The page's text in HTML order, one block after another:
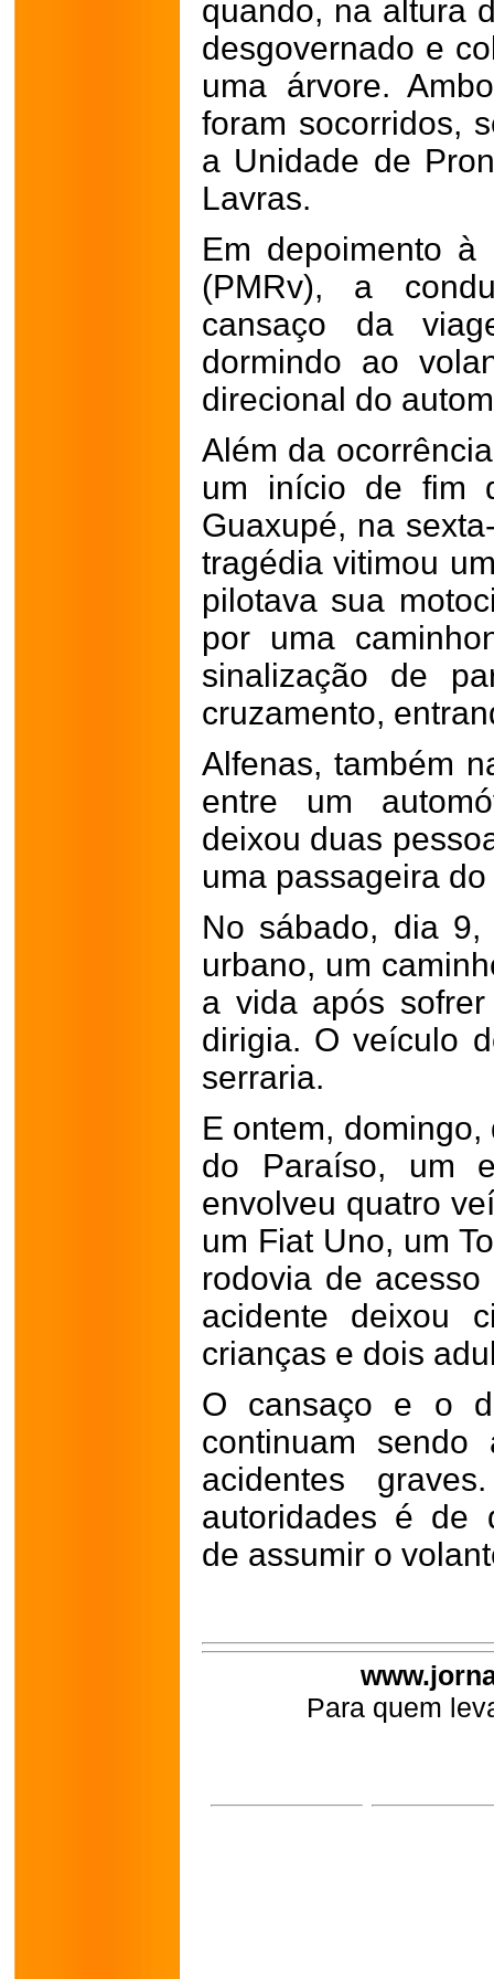
quando, na altura
desgovernado e
uma árvore.
foram socorridos,
a Unidade de
Lavras.
Em depoimento à
(PMRv), a
cansaço da
dormindo ao
direcional do
Além da
um início de fim
Guaxupé, na
tragédia vitimou
pilotava sua
por uma
sinalização de
cruzamento,
Alfenas, também
entre um
deixou duas
uma passageira
No sábado, dia
urbano, um
a vida após
dirigia. O veículo
serraria.
E ontem,
do Paraíso, um
envolveu quatro
um Fiat Uno, um
rodovia de
acidente deixou
crianças e dois
O cansaço e o
continuam
acidentes
autoridades é de
de assumir o
Para quem